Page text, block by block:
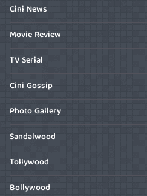
Cini News
Movie Review
TV Serial
Cini Gossip
Photo Gallery
Sandalwood
Tollywood
Bollywood